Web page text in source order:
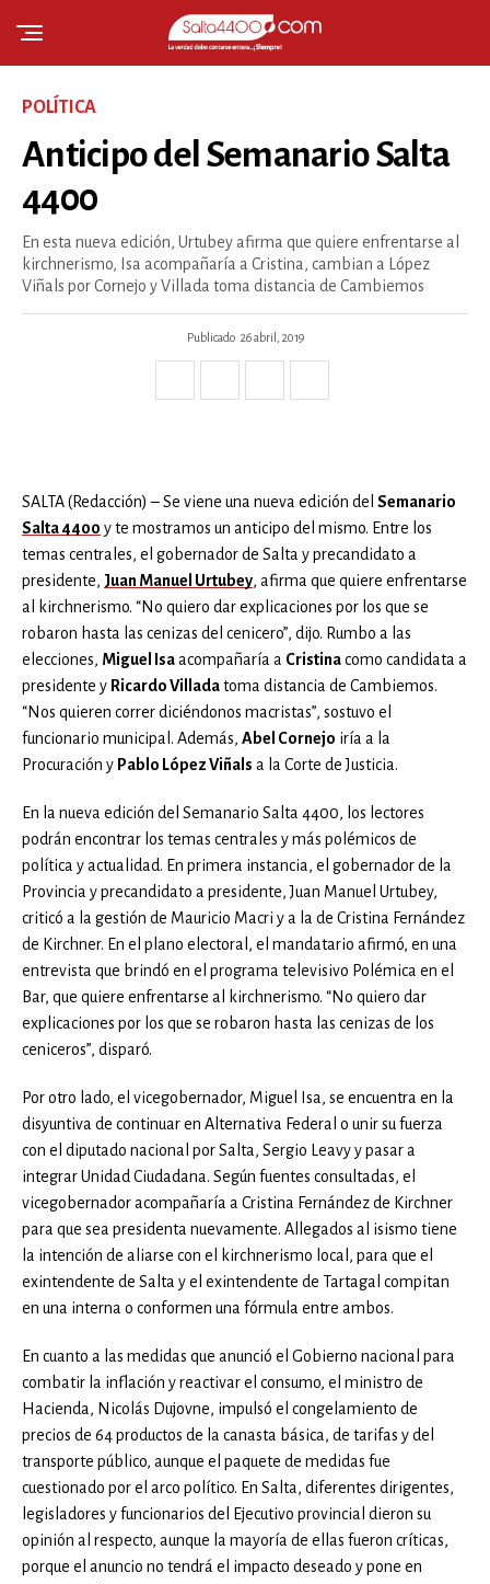
POLÍTICA
Anticipo del Semanario Salta
4400
En esta nueva edición, Urtubey afirma que quiere enfrentarse al
kirchnerismo, Isa acompañaría a Cristina, cambian a López
Viñals por Cornejo y Villada toma distancia de Cambiemos
Publicado 26 abril, 2019
SALTA (Redacción) – Se viene una nueva edición del Semanario
Salta 4400 y te mostramos un anticipo del mismo. Entre los
temas centrales, el gobernador de Salta y precandidato a
presidente, Juan Manuel Urtubey, afirma que quiere enfrentarse
al kirchnerismo. “No quiero dar explicaciones por los que se
robaron hasta las cenizas del cenicero”, dijo. Rumbo a las
elecciones, Miguel Isaacompañaría a Cristinacomo candidata a
presidente y Ricardo Villadatoma distancia de Cambiemos.
“Nos quieren correr diciéndonos macristas”, sostuvo el
funcionario municipal. Además, Abel Cornejo iría a la
Procuración y Pablo López Viñals a la Corte de Justicia.
En la nueva edición del Semanario Salta 4400, los lectores
podrán encontrar los temas centrales y más polémicos de
política y actualidad. En primera instancia, el gobernador de la
Provincia y precandidato a presidente, Juan Manuel Urtubey,
criticó a la gestión de Mauricio Macri y a la de Cristina Fernández
de Kirchner. En el plano electoral, el mandatario afirmó, en una
entrevista que brindó en el programa televisivo Polémica en el
Bar, que quiere enfrentarse al kirchnerismo. “No quiero dar
explicaciones por los que se robaron hasta las cenizas de los
ceniceros”, disparó.
Por otro lado, el vicegobernador, Miguel Isa, se encuentra en la
disyuntiva de continuar en Alternativa Federal o unir su fuerza
con el diputado nacional por Salta, Sergio Leavy y pasar a
integrar Unidad Ciudadana. Según fuentes consultadas, el
vicegobernador acompañaría a Cristina Fernández de Kirchner
para que sea presidenta nuevamente. Allegados al isismo tiene
la intención de aliarse con el kirchnerismo local, para que el
exintendente de Salta y el exintendente de Tartagal compitan
en una interna o conformen una fórmula entre ambos.
En cuanto a las medidas que anunció el Gobierno nacional para
combatir la inflación y reactivar el consumo, el ministro de
Hacienda, Nicolás Dujovne, impulsó el congelamiento de
precios de 64 productos de la canasta básica, de tarifas y del
transporte público, aunque el paquete de medidas fue
cuestionado por el arco político. En Salta, diferentes dirigentes,
legisladores y funcionarios del Ejecutivo provincial dieron su
opinión al respecto, aunque la mayoría de ellas fueron críticas,
porque el anuncio no tendrá el impacto deseado y pone en